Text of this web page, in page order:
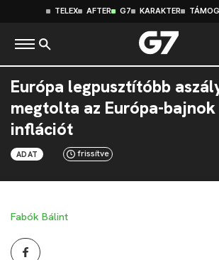
TELEX AFTER G7 KARAKTER
Európa legpusztítóbb
megtolta az Európa-
inflációt
ADAT frissítve
Fabók Bálint